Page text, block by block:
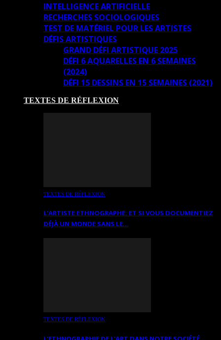
INTELLIGENCE ARTIFICIELLE
RECHERCHES SOCIOLOGIQUES
TEST DE MATÉRIEL POUR LES ARTISTES
DÉFIS ARTISTIQUES
GRAND DÉFI ARTISTIQUE 2025
DÉFI 6 AQUARELLES EN 6 SEMAINES
(2024)
DÉFI 15 DESSINS EN 15 SEMAINES (2021)
TEXTES DE RÉFLEXION
TEXTES DE RÉFLEXION
L’ARTISTE ETHNOGRAPHE: ET SI VOUS DOCUMENTIEZ
DÉJÀ UN MONDE SANS LE…
TEXTES DE RÉFLEXION